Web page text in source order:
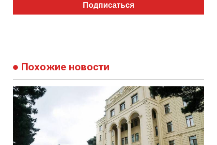
Подписаться
Похожие новости